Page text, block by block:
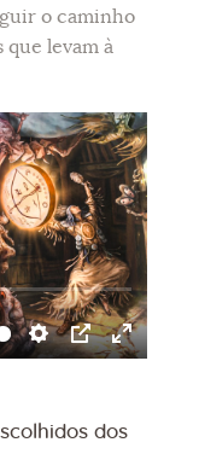
o caminho
levam à
dos